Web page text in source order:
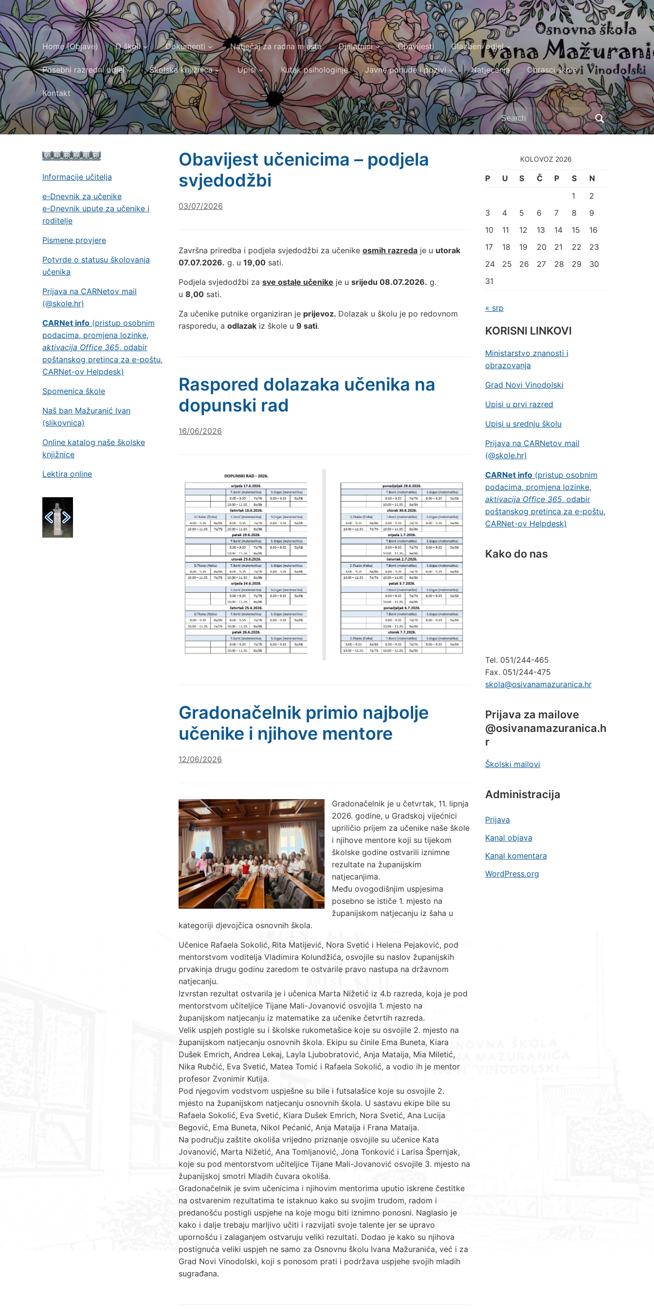
Home (Objave) O školi Dokumenti Natječaj za radna mjesta Djelatnici Obavijesti Glazbeni odjel
Posebni razredni odjel Školska knjižnica Upisi Kutak psihologinje Javne ponude i pozivi Natjecanja Obrasci škole
Kontakt
Search
for:
Informacije učitelja
e-Dnevnik za učenike
e-Dnevnik upute za učenike i
roditelje
Pismene provjere
Potvrde o statusu školovanja
učenika
Prijava na CARNetov mail
(@skole.hr)
CARNet info (pristup osobnim
podacima, promjena lozinke,
aktivacija Office 365, odabir
poštanskog pretinca za e-poštu,
CARNet-ov Helpdesk)
Spomenica škole
Naš ban Mažuranić Ivan
(slikovnica)
Online katalog naše školske
knjižnice
Lektira online
Obavijest učenicima – podjela
svjedodžbi
03/07/2026
Završna priredba i podjela svjedodžbi za učenike osmih razreda je u utorak
07.07.2026. g. u 19,00 sati.
Podjela svjedodžbi za sve ostale učenike je u srijedu 08.07.2026. g.
u 8,00 sati.
Za učenike putnike organiziran je prijevoz. Dolazak u školu je po redovnom
rasporedu, a odlazak iz škole u 9 sati.
Raspored dolazaka učenika na
dopunski rad
16/06/2026
Gradonačelnik primio najbolje
učenike i njihove mentore
12/06/2026
Gradonačelnik je u četvrtak, 11. lipnja
2026. godine, u Gradskoj vijećnici
upriličio prijem za učenike naše škole
i njihove mentore koji su tijekom
školske godine ostvarili iznimne
rezultate na županijskim
natjecanjima.
Među ovogodišnjim uspjesima
posebno se ističe 1. mjesto na
županijskom natjecanju iz šaha u
kategoriji djevojčica osnovnih škola.
Učenice Rafaela Sokolić, Rita Matijević, Nora Svetić i Helena Pejaković, pod
mentorstvom voditelja Vladimira Kolundžića, osvojile su naslov županijskih
prvakinja drugu godinu zaredom te ostvarile pravo nastupa na državnom
natjecanju.
Izvrstan rezultat ostvarila je i učenica Marta Nižetić iz 4.b razreda, koja je pod
mentorstvom učiteljice Tijane Mali-Jovanović osvojila 1. mjesto na
županijskom natjecanju iz matematike za učenike četvrtih razreda.
Velik uspjeh postigle su i školske rukometašice koje su osvojile 2. mjesto na
županijskom natjecanju osnovnih škola. Ekipu su činile Ema Buneta, Kiara
Dušek Emrich, Andrea Lekaj, Layla Ljubobratović, Anja Mataija, Mia Miletić,
Nika Rubčić, Eva Svetić, Matea Tomić i Rafaela Sokolić, a vodio ih je mentor
profesor Zvonimir Kutija.
Pod njegovim vodstvom uspješne su bile i futsalašice koje su osvojile 2.
mjesto na županijskom natjecanju osnovnih škola. U sastavu ekipe bile su
Rafaela Sokolić, Eva Svetić, Kiara Dušek Emrich, Nora Svetić, Ana Lucija
Begović, Ema Buneta, Nikol Pećanić, Anja Mataija i Frana Mataija.
Na području zaštite okoliša vrijedno priznanje osvojile su učenice Kata
Jovanović, Marta Nižetić, Ana Tomljanović, Jona Tonković i Larisa Špernjak,
koje su pod mentorstvom učiteljice Tijane Mali-Jovanović osvojile 3. mjesto na
županijskoj smotri Mladih čuvara okoliša.
Gradonačelnik je svim učenicima i njihovim mentorima uputio iskrene čestitke
na ostvarenim rezultatima te istaknuo kako su svojim trudom, radom i
predanošću postigli uspjehe na koje mogu biti iznimno ponosni. Naglasio je
kako i dalje trebaju marljivo učiti i razvijati svoje talente jer se upravo
upornošću i zalaganjem ostvaruju veliki rezultati. Dodao je kako su njihova
postignuća veliki uspjeh ne samo za Osnovnu školu Ivana Mažuranića, već i za
Grad Novi Vinodolski, koji s ponosom prati i podržava uspjehe svojih mladih
sugrađana.
KOLOVOZ 2026
P U S Č P S
N
1
2
3
4 5 6 7 8
9
10
11 12 13 14 15
16
17
18 19 20 21 22
23
24
25 26 27 28 29
30
31
« srp
KORISNI LINKOVI
Ministarstvo znanosti i
obrazovanja
Grad Novi Vinodolski
Upisi u prvi razred
Upisi u srednju školu
Prijava na CARNetov mail
(@skole.hr)
CARNet info (pristup osobnim
podacima, promjena lozinke,
aktivacija Office 365, odabir
poštanskog pretinca za e-poštu,
CARNet-ov Helpdesk)
Kako do nas
Tel. 051/244-465
Fax. 051/244-475
skola@osivanamazuranica.hr
Prijava za mailove
@osivanamazuranica.h
r
Školski mailovi
Administracija
Prijava
Kanal objava
Kanal komentara
WordPress.org